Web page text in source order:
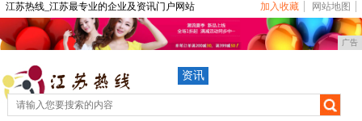
江苏热线_江苏最专业的企业及资讯门户网站 加入收藏 网站地图
广告
资讯